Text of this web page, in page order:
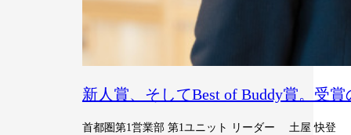
新人賞、そしてBest of Buddy賞。受
首都圏第1営業部 第1ユニット リーダー 土屋 快登